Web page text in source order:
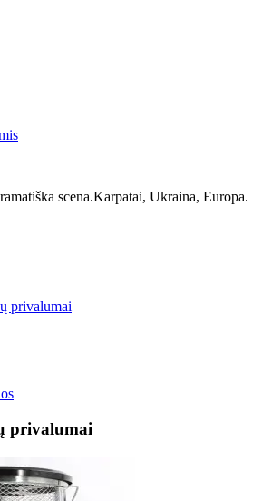
privalumai
privalumai